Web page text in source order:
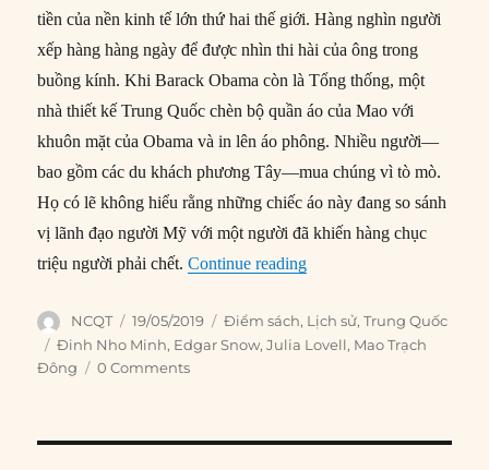
tiền của nền kinh tế lớn thứ hai thế giới. Hàng nghìn người
xếp hàng hàng ngày để được nhìn thi hài của ông trong
buồng kính. Khi Barack Obama còn là Tổng thống, một
nhà thiết kế Trung Quốc chèn bộ quần áo của Mao với
khuôn mặt của Obama và in lên áo phông. Nhiều người—
bao gồm các du khách phương Tây—mua chúng vì tò mò.
Họ có lẽ không hiểu rằng những chiếc áo này đang so sánh
vị lãnh đạo người Mỹ với một người đã khiến hàng chục
triệu người phải chết.Continue reading“Lịch sử ảnh hưởng toàn
Author
NCQT
Posted
on
19/05/2019 Categories
Điểm sách, Lịch sử,Trung Quốc
Tags
Đinh Nho Minh, Edgar Snow,Julia Lovell, Mao Trạch
Đông
0 Comments